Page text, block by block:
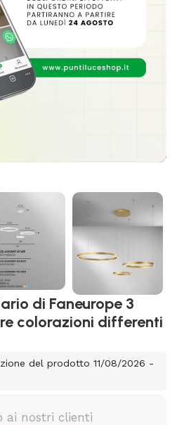
di Faneurope 3
colorazioni differenti
del prodotto 11/08/2026 -
ai nostri clienti